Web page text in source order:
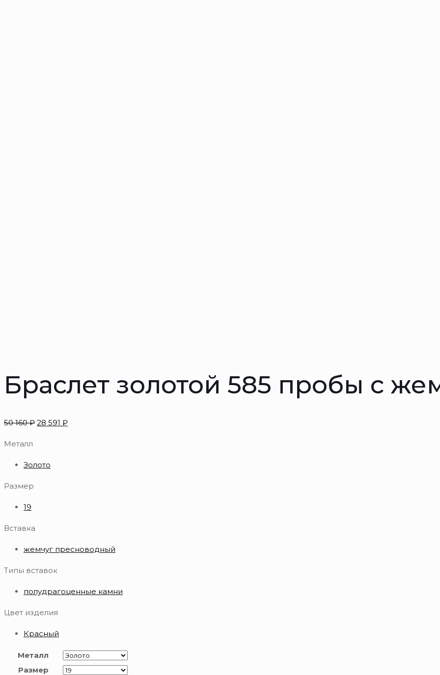
Браслет золотой 585 пробы с
50 160₽ 28 591 ₽
Металл
Золото
Размер
19
Вставка
жемчуг пресноводный
Типы вставок
полудрагоценные камни
Цвет изделия
Красный
Металл
Размер